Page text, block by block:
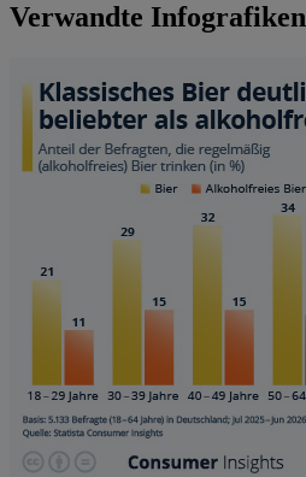
Verwandte Infografiken